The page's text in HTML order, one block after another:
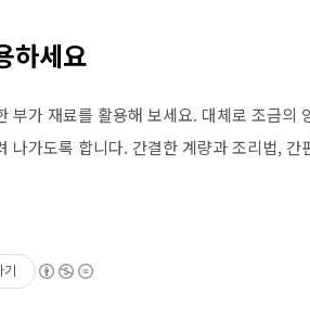
하세요
부가 재료를 활용해 보세요. 대체로 조금의
나가도록 합니다. 간결한 계량과 조리법,